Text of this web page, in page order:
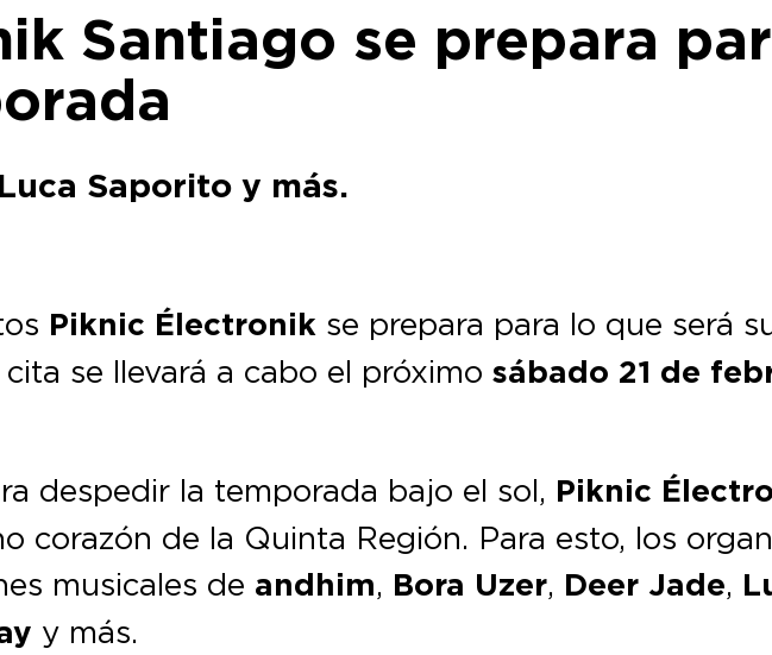
Santiago se prepara
Saporito y más.
Piknic Électronik se prepara para lo que será
cita se llevará a cabo el próximosábado 21 de
despedir la temporada bajo el sol, Piknic
corazón de la Quinta Región. Para esto, los
musicales de andhim, Bora Uzer, Deer Jade,
y más.